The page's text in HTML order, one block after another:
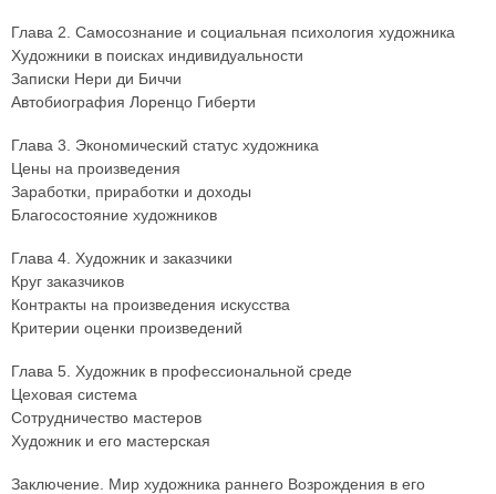
Глава 2. Самосознание и социальная психология художника
Художники в поисках индивидуальности
Записки Нери ди Биччи
Автобиография Лоренцо Гиберти
Глава 3. Экономический статус художника
Цены на произведения
Заработки, приработки и доходы
Благосостояние художников
Глава 4. Художник и заказчики
Круг заказчиков
Контракты на произведения искусства
Критерии оценки произведений
Глава 5. Художник в профессиональной среде
Цеховая система
Сотрудничество мастеров
Художник и его мастерская
Заключение. Мир художника раннего Возрождения в его